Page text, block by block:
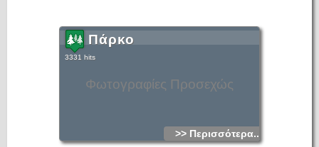
Φωτογραφίες Προσεχώς
Πάρκο
3331 hits
>> Περισσότερα...